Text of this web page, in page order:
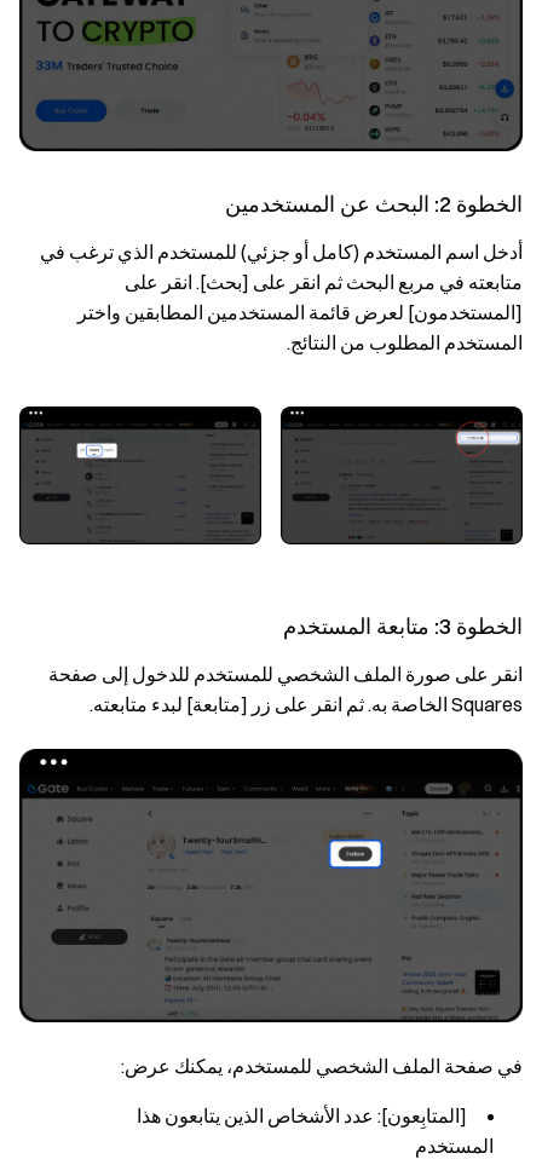
الخطوة 2: البحث عن المستخدمين
أدخل اسم المستخدم (كامل أو جزئي) للمستخدم الذي ترغب في
متابعته في مربع البحث ثم انقر على [بحث]. انقر على
[المستخدمون] لعرض قائمة المستخدمين المطابقين واختر
المستخدم المطلوب من النتائج.
الخطوة 3: متابعة المستخدم
انقر على صورة الملف الشخصي للمستخدم للدخول إلى صفحة
Squares الخاصة به. ثم انقر على زر [متابعة] لبدء متابعته.
في صفحة الملف الشخصي للمستخدم، يمكنك عرض:
[المتابِعون]: عدد الأشخاص الذين يتابعون هذا
المستخدم